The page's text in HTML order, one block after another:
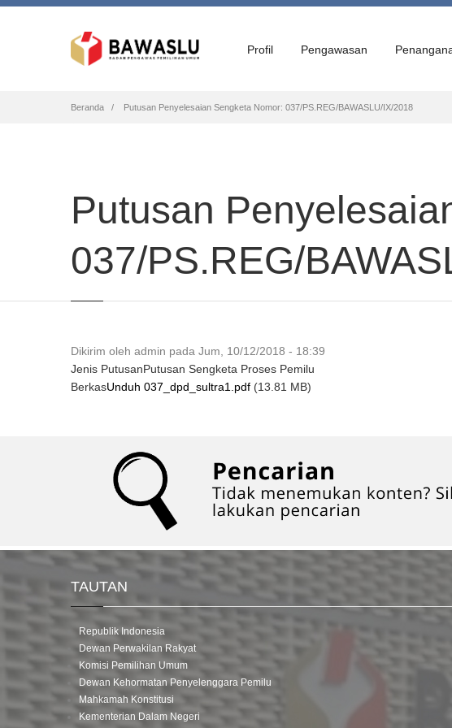
Profil Pengawasan
Breadcrumb
Beranda Putusan Penyelesaian Sengketa Nomor: 037/PS.REG/BAWASLU/IX/2018
Putusan
037/PS.REG/
Dikirim oleh admin pada Jum, 10/12/2018 - 18:39
Jenis PutusanPutusan Sengketa Proses Pemilu
BerkasUnduh 037_dpd_sultra1.pdf (13.81 MB)
TAUTAN
Republik Indonesia
Dewan Perwakilan Rakyat
Komisi Pemilihan Umum
Dewan Kehormatan Penyelenggara Pemilu
Mahkamah Konstitusi
Kementerian Dalam Negeri